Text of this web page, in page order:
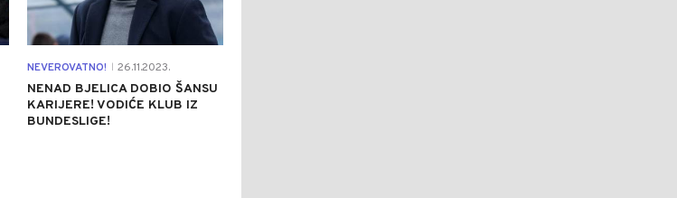
NEVEROVATNO! 26.11.2023.
NENAD BJELICA DOBIO ŠANSU
KARIJERE! VODIĆE KLUB IZ
BUNDESLIGE!